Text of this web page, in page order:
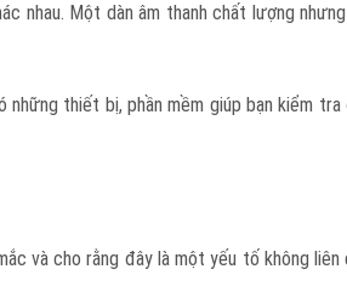
nhau. Một dàn âm thanh chất lượng
thiết bị, phần mềm giúp bạn kiểm
và cho rằng đây là một yếu tố không